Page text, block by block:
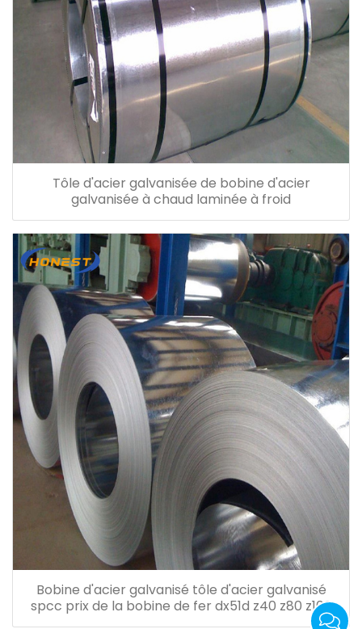
Tôle d'acier galvanisée de bobine d'acier
galvanisée à chaud laminée à froid
Bobine d'acier galvanisé tôle d'acier galvanisé
spcc prix de la bobine de fer dx51d z40 z80 z100
z120 z180 z200 z275